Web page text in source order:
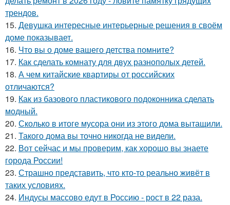
трендов.
15. Девушка интересные интерьерные решения в своём
доме показывает.
16. Что вы о доме вашего детства помните?
17. Как сделать комнату для двух разнополых детей.
18. А чем китайские квартиры от российских
отличаются?
19. Как из базового пластикового подоконника сделать
модный.
20. Сколько в итоге мусора они из этого дома вытащили.
21. Такого дома вы точно никогда не видели.
22. Вот сейчас и мы проверим, как хорошо вы знаете
города России!
23. Страшно представить, что кто-то реально живёт в
таких условиях.
24. Индусы массово едут в Россию - рост в 22 раза.